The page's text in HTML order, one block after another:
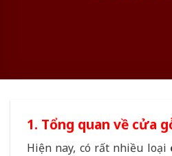
1. Tổng quan về cửa
Hiện nay, có rất nhiều loại